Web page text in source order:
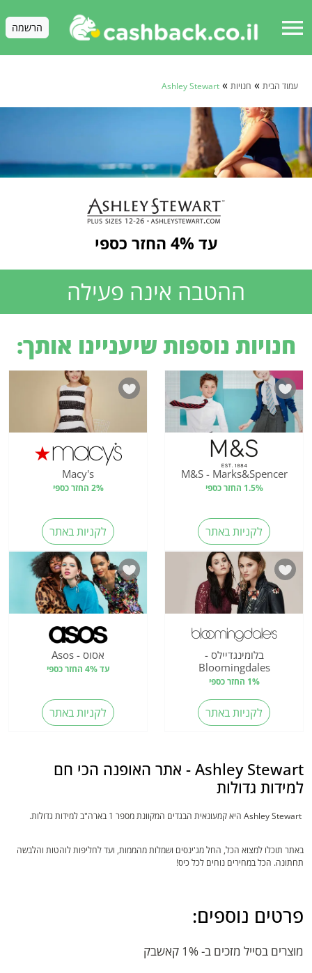
menu הרשמה
עמוד הבית » חנויות »
Ashley Stewart
עד 4% החזר כספי
ההטבה אינה פעילה
חנויות נוספות שיעניינו אותך:
M&S - Marks&Spencer
1.5% החזר כספי
לקניות באתר
Macy's
2% החזר כספי
לקניות באתר
בלומינגדיילס -
Bloomingdales
1% החזר כספי
לקניות באתר
אסוס - Asos
עד 4% החזר כספי
לקניות באתר
Ashley Stewart - אתר האופנה הכי חם
למידות גדולות
באתר תוכלו למצוא הכל, החל מג'ינסים ושמלות מהממות, ועד לחליפות לוהטות והלבשה
תחתונה. הכל במחירים נוחים לכל כיס!
פרטים נוספים:
מוצרים בסייל מזכים ב- 1% קאשבק